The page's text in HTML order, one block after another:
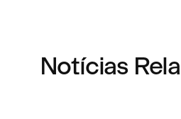
Notícias